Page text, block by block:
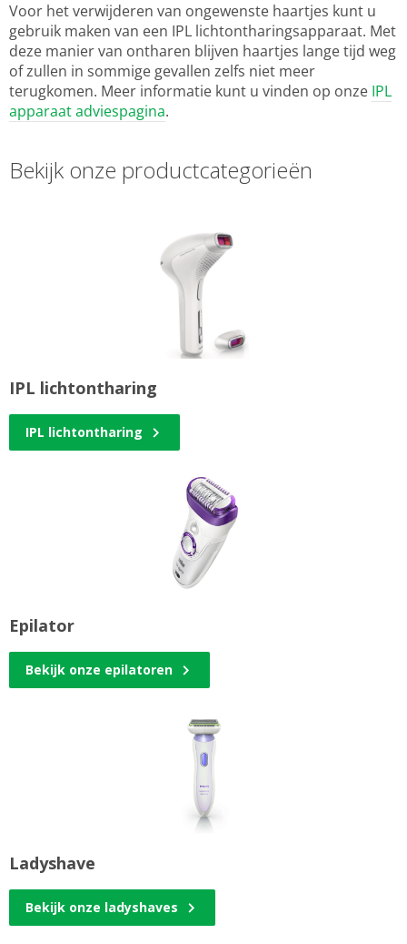
Voor het verwijderen van ongewenste haartjes kunt u
gebruik maken van een IPL lichtontharingsapparaat. Met
deze manier van ontharen blijven haartjes lange tijd weg
of zullen in sommige gevallen zelfs niet meer
terugkomen. Meer informatie kunt u vinden op onze IPL
apparaat adviespagina.
Bekijk onze productcategorieën
IPL lichtontharing
IPL lichtontharing
Epilator
Bekijk onze epilatoren
Ladyshave
Bekijk onze ladyshaves